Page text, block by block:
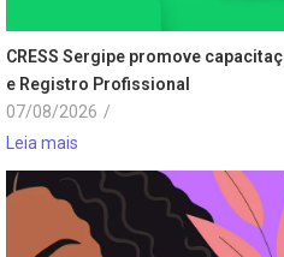
CRESS Sergipe promove
e Registro Profissional
07/08/2026 /
Leia mais